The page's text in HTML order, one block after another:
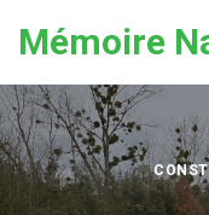
Mémoire